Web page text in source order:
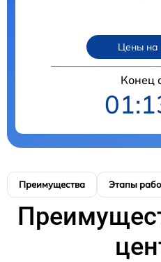
Цены на
Конец
Преимущества Этапы